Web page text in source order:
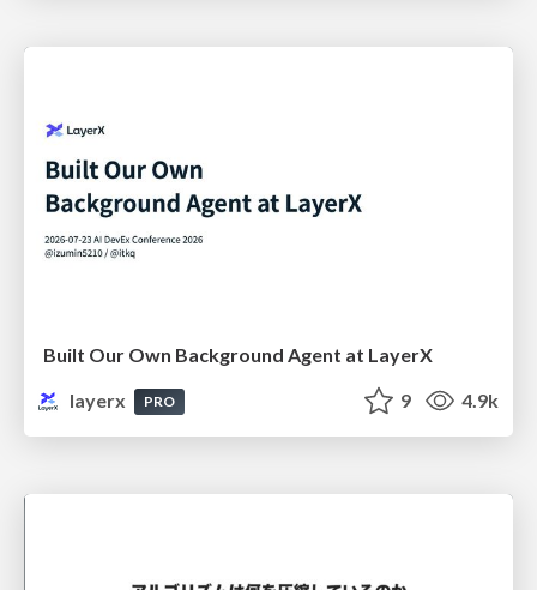
Built Our Own Background Agent at LayerX
layerx
PRO 9 4.9k